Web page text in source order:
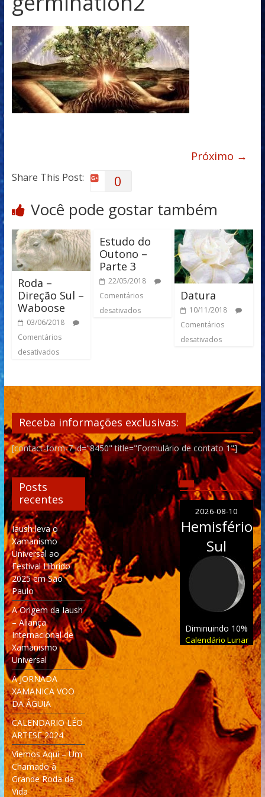
Próximo →
Share This Post: 0
Você pode gostar também
Roda –
Direção Sul –
Waboose
03/06/2018
Comentários
desativados
Estudo do
Outono –
Parte 3
22/05/2018
Comentários
desativados
Datura
10/11/2018
Comentários
desativados
Receba informações exclusivas:
[contact-form-7 id="8450" title="Formulário de contato 1"]
Posts
recentes
Iaush leva o
Xamanismo
Universal ao
Festival Híbrido
2025 em São
Paulo
A Origem da Iaush
– Aliança
Internacional de
Xamanismo
Universal
A JORNADA
XAMANICA VOO
DA ÁGUIA
CALENDARIO LÉO
ARTESE 2024
Viemos Aqui – Um
Chamado à
Grande Roda da
Vida
2026-08-10
Hemisfério
Sul
Diminuindo 10%
Calendário Lunar